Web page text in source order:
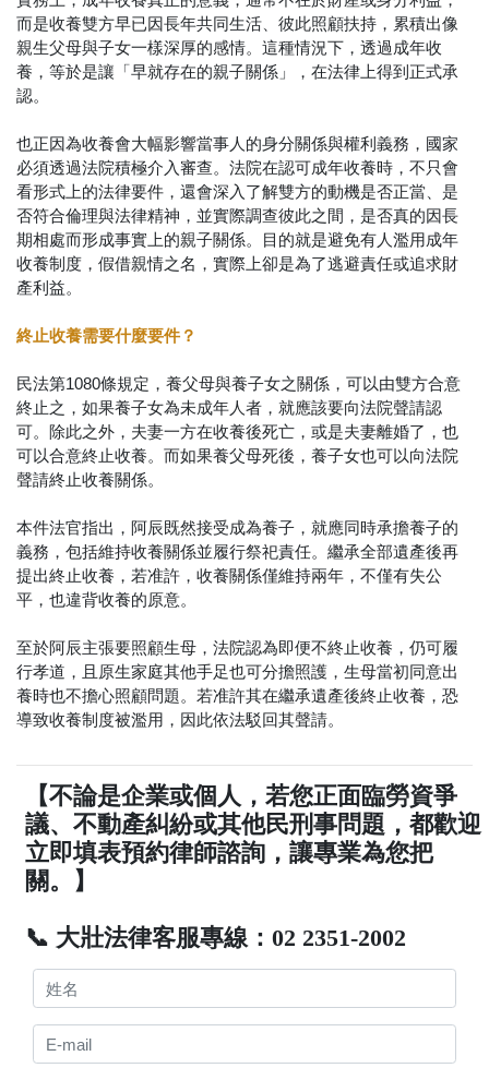
而是收養雙方早已因長年共同生活、彼此照顧扶持，累積出像
親生父母與子女一樣深厚的感情。這種情況下，透過成年收
養，等於是讓「早就存在的親子關係」，在法律上得到正式承
認。
也正因為收養會大幅影響當事人的身分關係與權利義務，國家
必須透過法院積極介入審查。法院在認可成年收養時，不只會
看形式上的法律要件，還會深入了解雙方的動機是否正當、是
否符合倫理與法律精神，並實際調查彼此之間，是否真的因長
期相處而形成事實上的親子關係。目的就是避免有人濫用成年
收養制度，假借親情之名，實際上卻是為了逃避責任或追求財
產利益。
終止收養需要什麼要件？
民法第1080條規定，養父母與養子女之關係，可以由雙方合意
終止之，如果養子女為未成年人者，就應該要向法院聲請認
可。除此之外，夫妻一方在收養後死亡，或是夫妻離婚了，也
可以合意終止收養。而如果養父母死後，養子女也可以向法院
聲請終止收養關係。
本件法官指出，阿辰既然接受成為養子，就應同時承擔養子的
義務，包括維持收養關係並履行祭祀責任。繼承全部遺產後再
提出終止收養，若准許，收養關係僅維持兩年，不僅有失公
平，也違背收養的原意。
至於阿辰主張要照顧生母，法院認為即便不終止收養，仍可履
行孝道，且原生家庭其他手足也可分擔照護，生母當初同意出
養時也不擔心照顧問題。若准許其在繼承遺產後終止收養，恐
導致收養制度被濫用，因此依法駁回其聲請。
【不論是企業或個人，若您正面臨勞資爭
議、不動產糾紛或其他民刑事問題，都歡迎
立即填表預約律師諮詢，讓專業為您把
關。】
📞 大壯法律客服專線：02 2351-2002